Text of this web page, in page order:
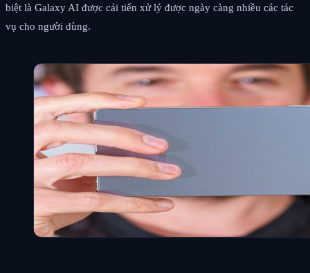
biệt là Galaxy AI được cải tiến xử lý được ngày càng nhiều các tác
vụ cho người dùng.